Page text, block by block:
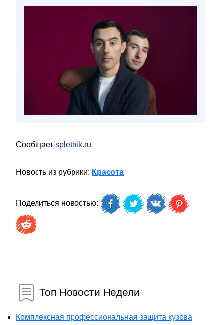
Сообщает spletnik.ru
Новость из рубрики: Красота
Поделиться новостью:
Топ Новости Недели
Комплексная профессиональная защита кузова